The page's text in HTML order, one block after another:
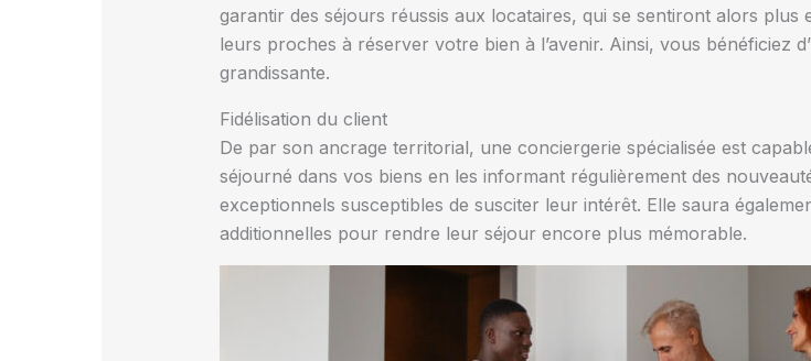
garantir des séjours réussis aux locataires, qui se sentiront alors
leurs proches à réserver votre bien à l’avenir. Ainsi, vous bénéficiez
grandissante.
Fidélisation du client
De par son ancrage territorial, une conciergerie spécialisée est
séjourné dans vos biens en les informant régulièrement des
exceptionnels susceptibles de susciter leur intérêt. Elle saura
additionnelles pour rendre leur séjour encore plus mémorable.